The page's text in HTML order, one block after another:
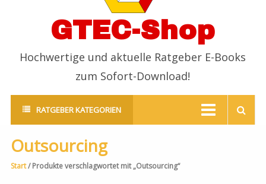
GTEC-Shop
Hochwertige und aktuelle Ratgeber E-Books
zum Sofort-Download!
RATGEBER KATEGORIEN
Outsourcing
Start/ Produkte verschlagwortet mit „Outsourcing“